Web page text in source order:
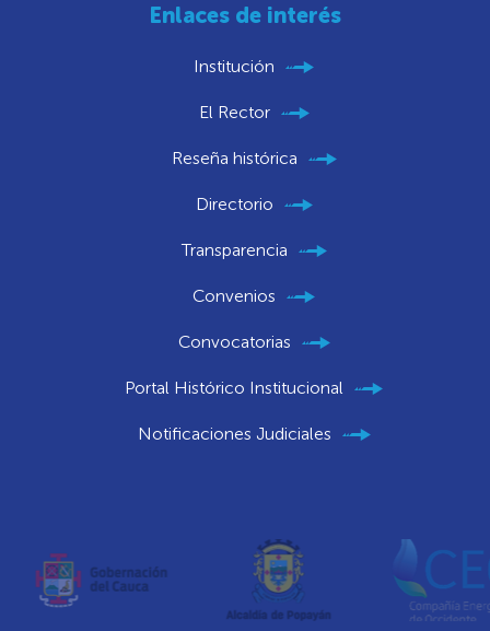
Enlaces de interés
Institución
El Rector
Reseña histórica
Directorio
Transparencia
Convenios
Convocatorias
Portal Histórico Institucional
Notificaciones Judiciales